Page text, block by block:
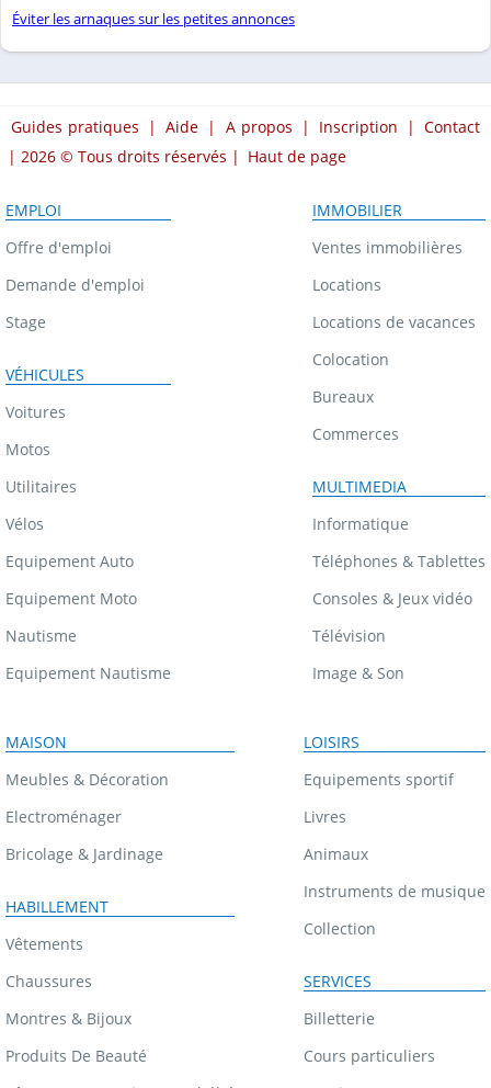
Éviter les arnaques sur les petites annonces
Guides pratiques | Aide | A propos | Inscription | Contact
| 2026 © Tous droits réservés | Haut de page
EMPLOI
Offre d'emploi
Demande d'emploi
Stage
VÉHICULES
Voitures
Motos
Utilitaires
Vélos
Equipement Auto
Equipement Moto
Nautisme
Equipement Nautisme
IMMOBILIER
Ventes immobilières
Locations
Locations de vacances
Colocation
Bureaux
Commerces
MULTIMEDIA
Informatique
Téléphones & Tablettes
Consoles & Jeux vidéo
Télévision
Image & Son
MAISON
Meubles & Décoration
Electroménager
Bricolage & Jardinage
HABILLEMENT
Vêtements
Chaussures
Montres & Bijoux
Produits De Beauté
LOISIRS
Equipements sportif
Livres
Animaux
Instruments de musique
Collection
SERVICES
Billetterie
Cours particuliers